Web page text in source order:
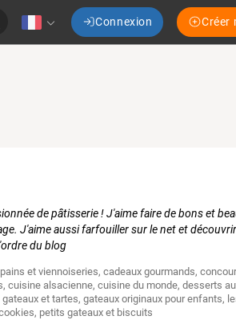
Connexion Créer
de pâtisserie ! J'aime faire de bons et
J'aime aussi farfouiller sur le net et
du blog
et viennoiseries,cadeaux gourmands,
,cuisine alsacienne,cuisine du monde,desserts
gateaux et tartes,gateaux originaux pour enfants,
, petits gateaux et biscuits